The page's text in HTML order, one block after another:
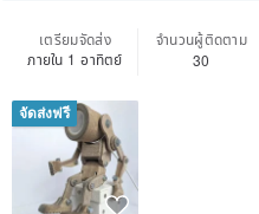
เตรียมจัดส่ง
ภายใน 1 อาทิตย์
จำนวนผู้ติดตาม
30
จัดส่งฟรี